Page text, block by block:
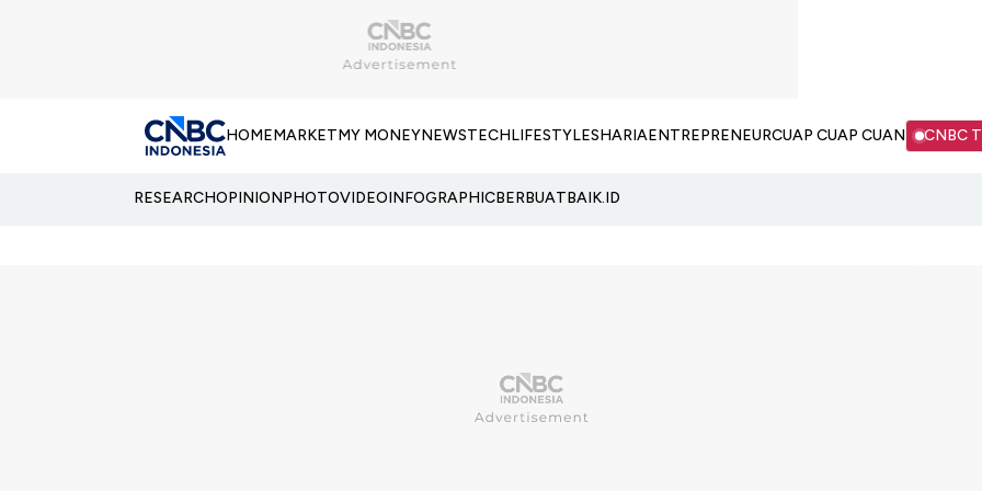
HOMEMARKETMY MONEYNEWSTECHLIFESTYLESHARIAENTREPRENEURCUAP CUAP CUAN CNBC
RESEARCHOPINIONPHOTOVIDEOINFOGRAPHICBERBUATBAIK.ID